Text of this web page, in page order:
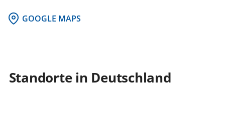
GOOGLE MAPS
Standorte in Deutschland